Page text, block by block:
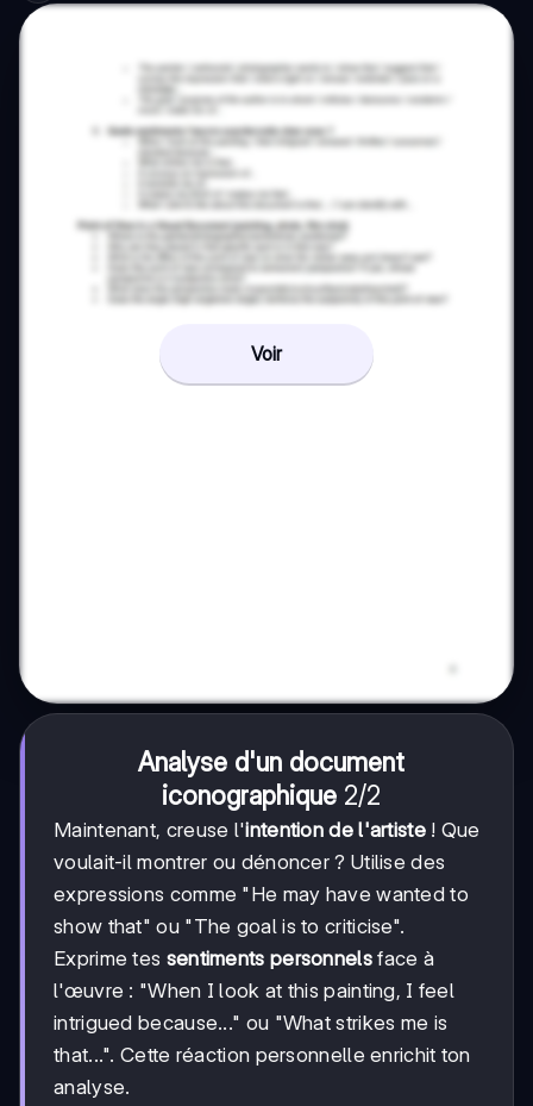
Voir
Analyse d'un document
iconographique 2/2
2/2
Maintenant, creuse l'intention de l'artiste! Que
voulait-il montrer ou dénoncer ? Utilise des
expressions comme "He may have wanted to
show that" ou "The goal is to criticise".
Exprime tes sentiments personnelsface à
l'œuvre : "When I look at this painting, I feel
intrigued because..." ou "What strikes me is
that...". Cette réaction personnelle enrichit ton
analyse.